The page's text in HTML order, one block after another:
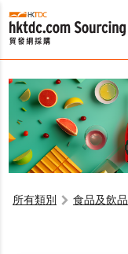
所有類別 食品及飲品